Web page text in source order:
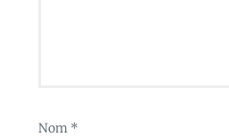
Nom *